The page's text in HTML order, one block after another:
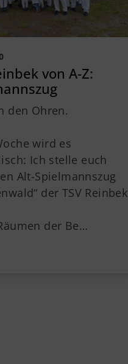
von A-Z:
den Ohren.
wird es
Ich stelle euch
Alt-Spielmannszug
der TSV Reinbek
der Be…